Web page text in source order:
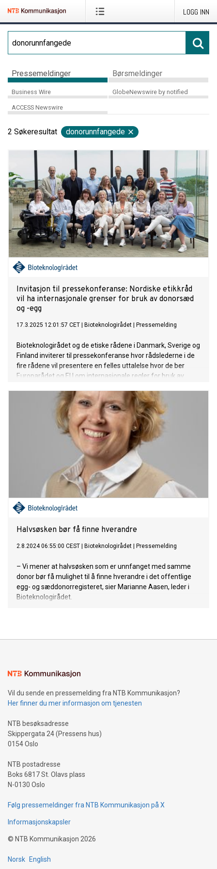
LOGG INN
Pressemeldinger Børsmeldinger
Business Wire GlobeNewswire by notified
ACCESS Newswire
2 Søkeresultat donorunnfangede
Invitasjon til pressekonferanse: Nordiske etikkråd
vil ha internasjonale grenser for bruk av donorsæd
og -egg
17.3.2025 12:01:57 CET Bioteknologirådet Pressemelding
Bioteknologirådet og de etiske rådene i Danmark, Sverige og
Finland inviterer til pressekonferanse hvor rådslederne i de
fire rådene vil presentere en felles uttalelse hvor de ber
Europarådet og EU om internasjonale regler for bruk av
Halvsøsken bør få finne hverandre
2.8.2024 06:55:00 CEST Bioteknologirådet Pressemelding
– Vi mener at halvsøsken som er unnfanget med samme
donor bør få mulighet til å finne hverandre i det offentlige
egg- og sæddonorregisteret, sier Marianne Aasen, leder i
Bioteknologirådet.
Vil du sende en pressemelding fra NTB Kommunikasjon?
Her finner du mer informasjon om tjenesten
NTB besøksadresse
Skippergata 24 (Pressens hus)
0154 Oslo
NTB postadresse
Boks 6817 St. Olavs plass
N-0130 Oslo
Følg pressemeldinger fra NTB Kommunikasjon på X
Informasjonskapsler
© NTB Kommunikasjon 2026
Norsk English